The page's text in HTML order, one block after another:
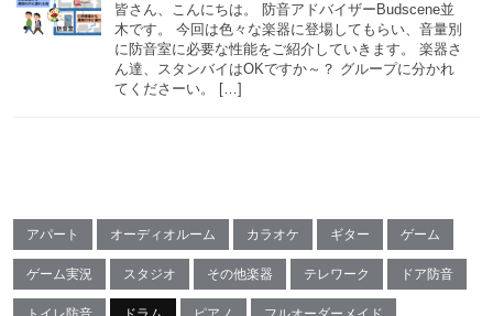
皆さん、こんにちは。 防音アドバイザーBudscene並
木です。 今回は色々な楽器に登場してもらい、音量別
に防音室に必要な性能をご紹介していきます。 楽器さ
ん達、スタンバイはOKですか～？ グループに分かれ
てくださーい。 […]
アパート オーディオルーム カラオケ ギター ゲーム
ゲーム実況 スタジオ その他楽器 テレワーク ドア防音